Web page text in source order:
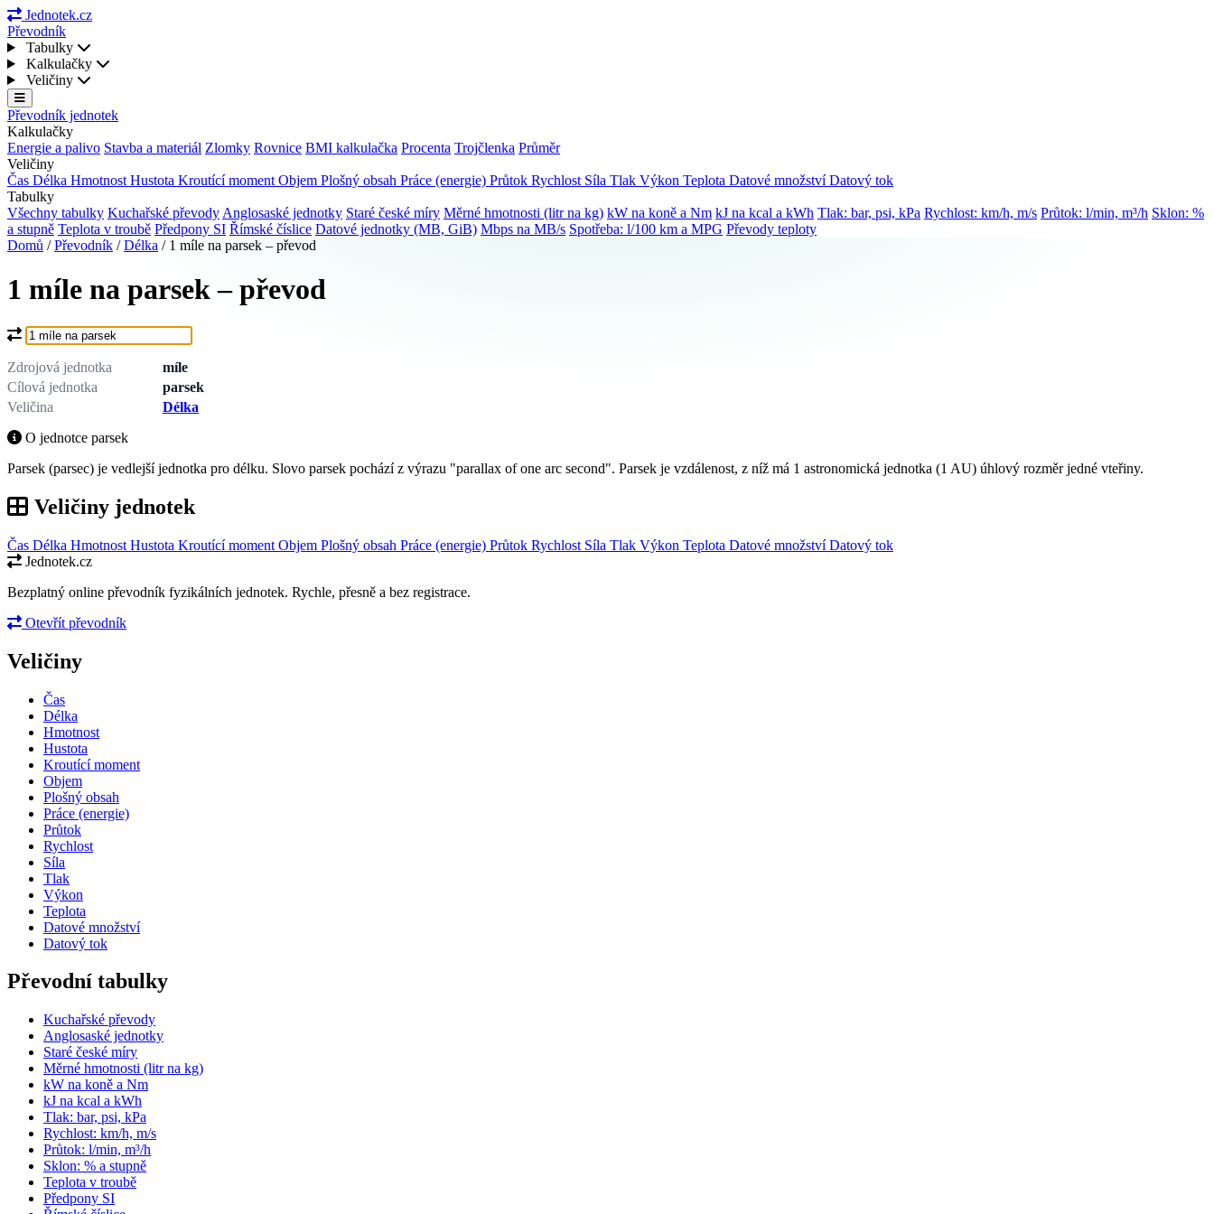
Jednotek.cz
Převodník
Tabulky
Kalkulačky
Veličiny
Převodník jednotek
Kalkulačky
Energie a palivo Stavba a materiál Zlomky Rovnice BMI kalkulačka Procenta Trojčlenka Průměr
Veličiny
Čas Délka Hmotnost Hustota Kroutící moment Objem Plošný obsah Práce (energie) Průtok Rychlost Síla Tlak Výkon Teplota Datové množstvíDatový tok
Tabulky
Všechny tabulky Kuchařské převody Anglosaské jednotky Staré české míry Měrné hmotnosti (litr na kg) kW na koně a Nm kJ na kcal a kWh Tlak: bar, psi, kPa Rychlost: km/h, m/s Průtok: l/min, m³/h Sklon: %
a stupně Teplota v troubě Předpony SI Římské číslice Datové jednotky (MB, GiB) Mbps na MB/s Spotřeba: l/100 km a MPG Převody teploty
Domů / Převodník / Délka / 1 míle na parsek – převod
1 míle na parsek – převod
Co chcete převést?
Zdrojová jednotka
míle
Cílová jednotka
parsek
Veličina
Délka
O jednotce parsek
Parsek (parsec) je vedlejší jednotka pro délku. Slovo parsek pochází z výrazu "parallax of one arc second". Parsek je vzdálenost, z níž má 1 astronomická jednotka (1 AU) úhlový rozměr jedné vteřiny.
Veličiny jednotek
Čas Délka Hmotnost Hustota Kroutící moment Objem Plošný obsah Práce (energie) Průtok Rychlost Síla Tlak Výkon Teplota Datové množstvíDatový tok
Jednotek.cz
Bezplatný online převodník fyzikálních jednotek. Rychle, přesně a bez registrace.
Otevřít převodník
Veličiny
Čas
Délka
Hmotnost
Hustota
Kroutící moment
Objem
Plošný obsah
Práce (energie)
Průtok
Rychlost
Síla
Tlak
Výkon
Teplota
Datové množství
Datový tok
Převodní tabulky
Kuchařské převody
Anglosaské jednotky
Staré české míry
Měrné hmotnosti (litr na kg)
kW na koně a Nm
kJ na kcal a kWh
Tlak: bar, psi, kPa
Rychlost: km/h, m/s
Průtok: l/min, m³/h
Sklon: % a stupně
Teplota v troubě
Předpony SI